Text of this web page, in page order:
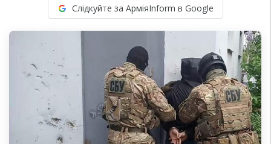
Слідкуйте за АрміяInform в Google